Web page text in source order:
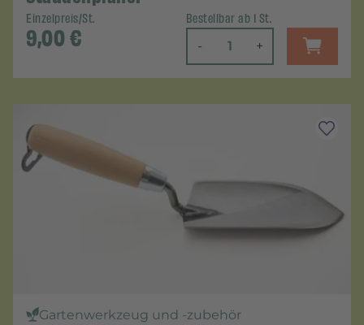
Einzelpreis/St.
9,00€
Bestellbar ab 1 St.
- +
Gartenwerkzeug und -zubehör